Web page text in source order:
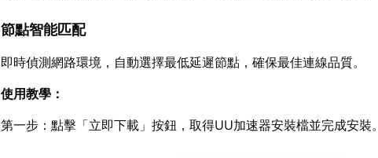
節點智能匹配
即時偵測網路環境，自動選擇最低延遲節點，確保最佳連線品質。
使用教學：
第一步：點擊「立即下載」按鈕，取得UU加速器安裝檔並完成安裝。